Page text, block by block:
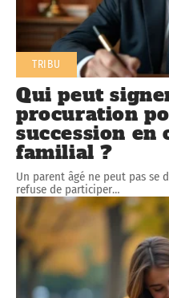
TRIBU
Qui peut
procuration
succession en
familial ?
Un parent âgé ne peut pas se
refuse de participer…